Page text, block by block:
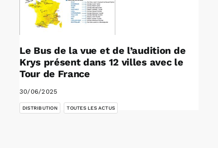
Le Bus de la vue et de l’audition de
Krys présent dans 12 villes avec le
Tour de France
30/06/2025
DISTRIBUTION TOUTES LES ACTUS